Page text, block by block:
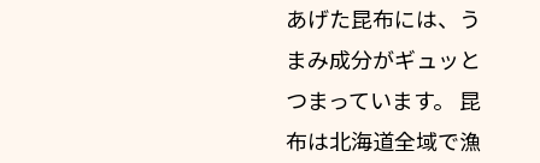
あげた昆布には、
う
まみ成分がギュッ と
つまっています。 昆
布は北海道全域で漁